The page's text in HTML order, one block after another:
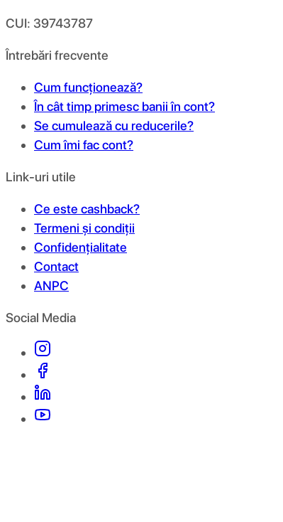
CUI: 39743787
Întrebări frecvente
Cum funcționează?
În cât timp primesc banii în cont?
Se cumulează cu reducerile?
Cum îmi fac cont?
Link-uri utile
Ce este cashback?
Termeni și condiții
Confidențialitate
Contact
ANPC
Social Media